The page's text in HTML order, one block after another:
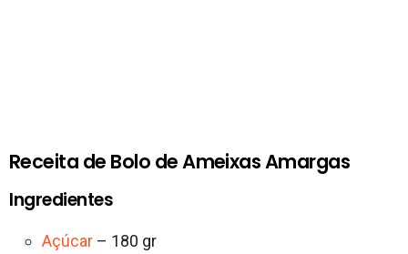
Receita de Bolo de Ameixas Amargas
Ingredientes
Açúcar – 180 gr